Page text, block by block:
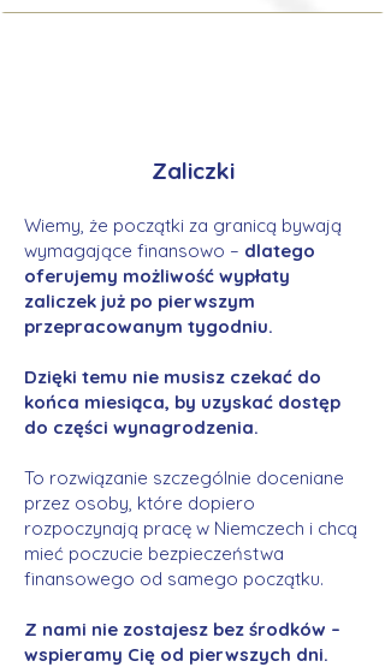
Zaliczki
Wiemy, że początki za granicą bywają
wymagające finansowo – dlatego
oferujemy możliwość wypłaty
zaliczek już po pierwszym
przepracowanym tygodniu.
Dzięki temu nie musisz czekać do
końca miesiąca, by uzyskać dostęp
do części wynagrodzenia.
To rozwiązanie szczególnie doceniane
przez osoby, które dopiero
rozpoczynają pracę w Niemczech i chcą
mieć poczucie bezpieczeństwa
finansowego od samego początku.
Z nami nie zostajesz bez środków –
wspieramy Cię od pierwszych dni.